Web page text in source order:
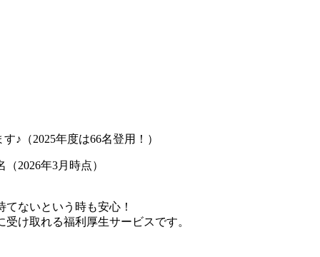
♪（2025年度は66名登用！）
2026年3月時点）
ないという時も安心！
け取れる福利厚生サービスです。